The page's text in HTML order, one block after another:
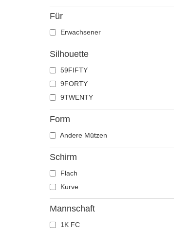
Für
Erwachsener
Silhouette
59FIFTY
9FORTY
9TWENTY
Form
Andere Mützen
Schirm
Flach
Kurve
Mannschaft
1K FC